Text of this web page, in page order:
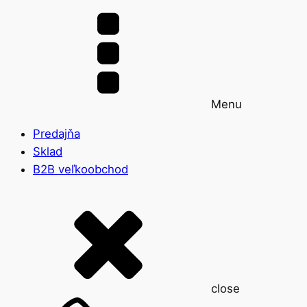
Menu
Predajňa
Sklad
B2B veľkoobchod
close